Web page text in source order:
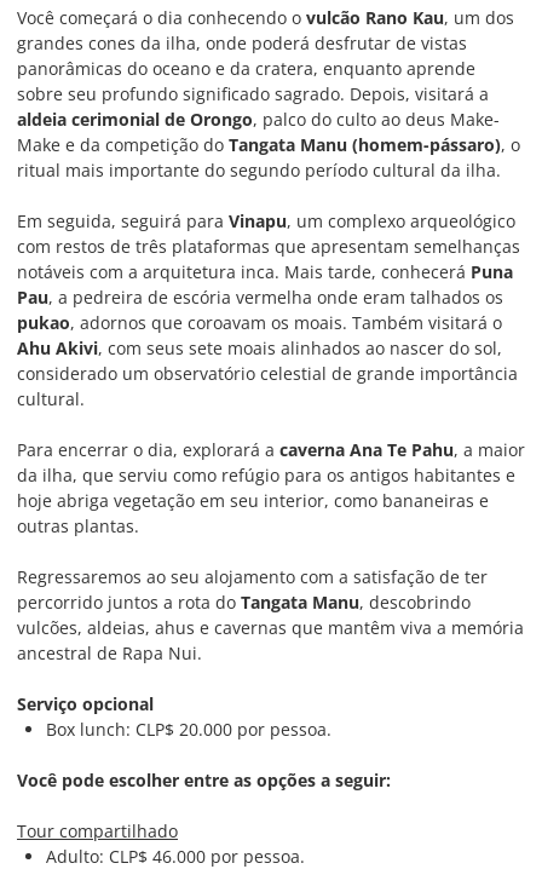
Você começará o dia conhecendo o vulcão Rano Kau, um dos
grandes cones da ilha, onde poderá desfrutar de vistas
panorâmicas do oceano e da cratera, enquanto aprende
sobre seu profundo significado sagrado. Depois, visitará a
aldeia cerimonial de Orongo, palco do culto ao deus Make-
Make e da competição do Tangata Manu (homem-pássaro), o
ritual mais importante do segundo período cultural da ilha.
Em seguida, seguirá para Vinapu, um complexo arqueológico
com restos de três plataformas que apresentam semelhanças
notáveis com a arquitetura inca. Mais tarde, conhecerá Puna
Pau, a pedreira de escória vermelha onde eram talhados os
pukao, adornos que coroavam os moais. Também visitará o
Ahu Akivi, com seus sete moais alinhados ao nascer do sol,
considerado um observatório celestial de grande importância
cultural.
Para encerrar o dia, explorará a caverna Ana Te Pahu, a maior
da ilha, que serviu como refúgio para os antigos habitantes e
hoje abriga vegetação em seu interior, como bananeiras e
outras plantas.
Regressaremos ao seu alojamento com a satisfação de ter
percorrido juntos a rota do Tangata Manu, descobrindo
vulcões, aldeias, ahus e cavernas que mantêm viva a memória
ancestral de Rapa Nui.
Serviço opcional
Box lunch: CLP$ 20.000 por pessoa.
Você pode escolher entre as opções a seguir:
Tour compartilhado
Adulto: CLP$ 46.000 por pessoa.